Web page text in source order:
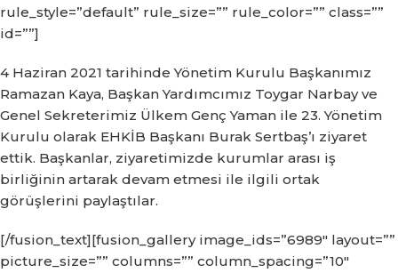
rule_style=”default” rule_size=”” rule_color=”” class=””
id=””]
4 Haziran 2021 tarihinde Yönetim Kurulu Başkanımız
Ramazan Kaya, Başkan Yardımcımız Toygar Narbay ve
Genel Sekreterimiz Ülkem Genç Yaman ile 23. Yönetim
Kurulu olarak EHKİB Başkanı Burak Sertbaş’ı ziyaret
ettik. Başkanlar, ziyaretimizde kurumlar arası iş
birliğinin artarak devam etmesi ile ilgili ortak
görüşlerini paylaştılar.
[/fusion_text][fusion_gallery image_ids=”6989″ layout=””
picture_size=”” columns=”” column_spacing=”10″